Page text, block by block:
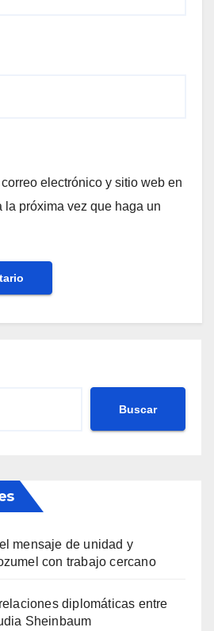
electrónico y sitio web en
la próxima vez que haga un
Buscar
mensaje de unidad y
con trabajo cercano
diplomáticas entre
Sheinbaum